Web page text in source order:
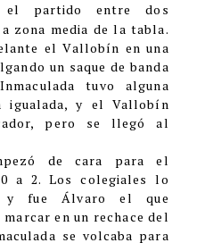
el partido entre dos
zona media de la tabla.
el Vallobín en una
un saque de banda
tuvo alguna
igualada, y el Vallobín
pero se llegó al
de cara para el
a 2. Los colegiales lo
y fue Álvaro el que
en un rechace del
se volcaba para